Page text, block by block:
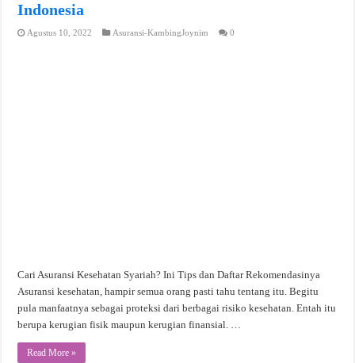
Indonesia
Agustus 10, 2022 Asuransi-KambingJoynim 0
Cari Asuransi Kesehatan Syariah? Ini Tips dan Daftar Rekomendasinya
Asuransi kesehatan, hampir semua orang pasti tahu tentang itu. Begitu
pula manfaatnya sebagai proteksi dari berbagai risiko kesehatan. Entah itu
berupa kerugian fisik maupun kerugian finansial. …
Read More »